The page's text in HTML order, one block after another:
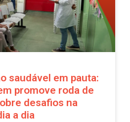
saudável em pauta:
promove roda de
desafios na
a dia